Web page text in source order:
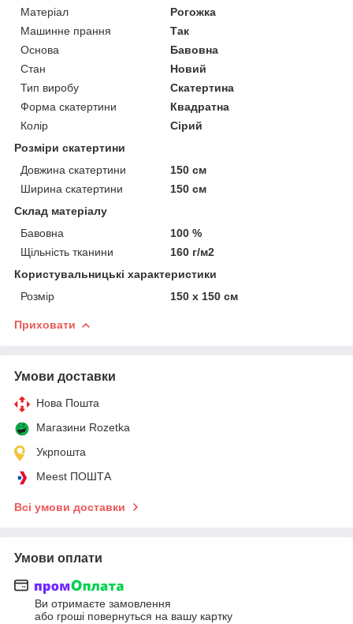
Матеріал
Рогожка
Машинне прання
Так
Основа
Бавовна
Стан
Новий
Тип виробу
Скатертина
Форма скатертини
Квадратна
Колір
Сірий
Розміри скатертини
Довжина скатертини
150 см
Ширина скатертини
150 см
Склад матеріалу
Бавовна
100 %
Щільність тканини
160 г/м2
Користувальницькі характеристики
Розмір
150 х 150 см
Приховати
Умови доставки
Нова Пошта
Магазини Rozetka
Укрпошта
Meest ПОШТА
Всі умови доставки
Умови оплати
Ви отримаєте замовлення
або гроші повернуться на вашу картку